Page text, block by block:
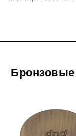
Бронзовые